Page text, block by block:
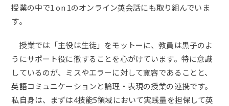
授業の中で1 on 1のオンライン英会話にも取り組んでいま
す。
授業では「主役は生徒」をモットーに、教員は黒子のよ
うにサポート役に徹することを心がけています。特に意識
しているのが、ミスやエラーに対して寛容であることと、
英語コミュニケーションと論理・表現の授業の連携です。
私自身は、まずは4技能5領域において実践量を担保して英